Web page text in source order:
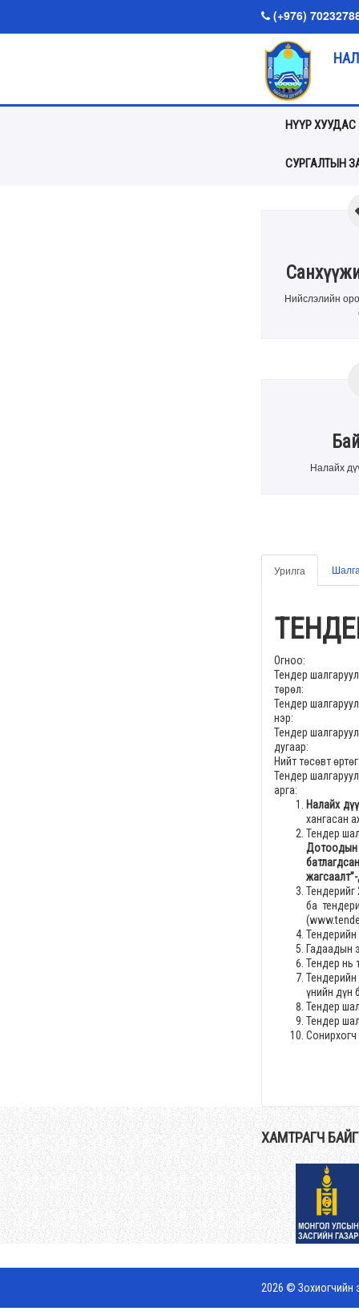
(+976)
НҮҮР ХУУДАС
СУРГАЛТЫН
Нийслэлийн
Налайх
Урилга
Огноо:
Тендер
төрөл:
Тендер
нэр:
Тендер
дугаар:
Нийт төсөвт
Тендер
арга:
Налайх
хангасан
Тендер
Дотоодын
Тендерийг
ба
Тендерийн
Гадаадын
Тендер нь
үнийн дүн
Тендер
Тендер
Сонирхогч
ХАМТРАГЧ
2026 © Зохиогчийн